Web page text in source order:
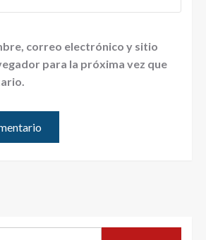
correo electrónico y sitio
para la próxima vez que